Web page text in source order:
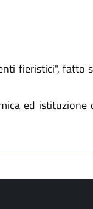
fieristici", fatto
ed istituzione